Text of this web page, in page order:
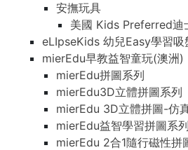
安撫玩具
美國 Kids Preferred迪
eLIpseKids 幼兒Easy學習吸
mierEdu早教益智童玩(澳洲)
mierEdu拼圖系列
mierEdu3D立體拼圖系列
mierEdu 3D立體拼圖-仿
mierEdu益智學習拼圖系列
mierEdu 2合1隨行磁性拼